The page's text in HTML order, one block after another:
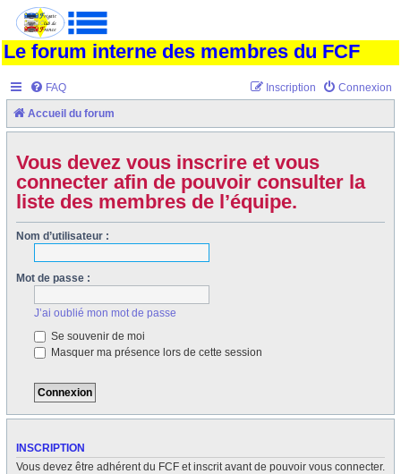
Le forum interne des membres du FCF
FAQ Connexion
Inscription
Accueil du forum
Vous devez vous inscrire et vous
connecter afin de pouvoir consulter la
liste des membres de l’équipe.
Nom d’utilisateur :
Mot de passe :
J’ai oublié mon mot de passe
Se souvenir de moi
Masquer ma présence lors de cette session
INSCRIPTION
Vous devez être adhérent du FCF et inscrit avant de pouvoir vous connecter.